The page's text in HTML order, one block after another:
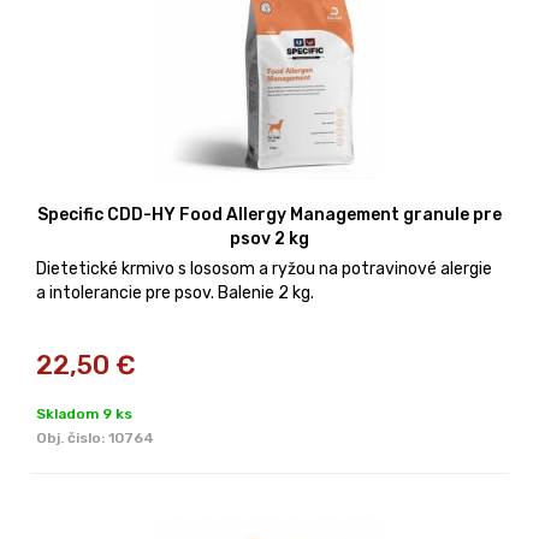
Specific CDD-HY Food Allergy Management granule pre
psov 2 kg
Dietetické krmivo s lososom a ryžou na potravinové alergie
a intolerancie pre psov. Balenie 2 kg.
22,50 €
Skladom 9 ks
Obj. čislo: 10764